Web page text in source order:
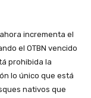
incrementa el
el OTBN vencido
prohibida la
lo único que está
nativos que